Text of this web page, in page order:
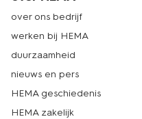
over ons bedrijf
werken bij HEMA
duurzaamheid
nieuws en pers
HEMA geschiedenis
HEMA zakelijk